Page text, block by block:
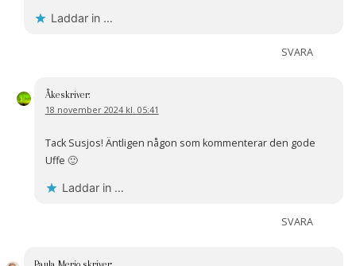
Laddar in …
SVARA
Åkeskriver:
18 november 2024 kl. 05:41
Tack Susjos! Äntligen någon som kommenterar den gode
Uffe 🙂
Laddar in …
SVARA